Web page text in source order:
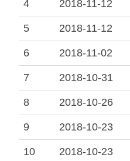
4 2018-11-12
5 2018-11-12
6 2018-11-02
7 2018-10-31
8 2018-10-26
9 2018-10-23
10 2018-10-23